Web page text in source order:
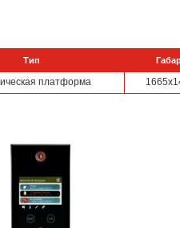
Тип
платформа